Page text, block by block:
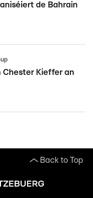
de Bahrain
Chester Kieffer an
Back to Top